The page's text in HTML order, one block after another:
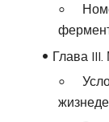
Глава